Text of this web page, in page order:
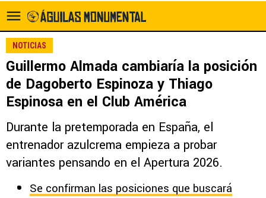
NOTICIAS
Guillermo Almada cambiaría la posición
de Dagoberto Espinoza y Thiago
Espinosa en el Club América
Durante la pretemporada en España, el
entrenador azulcrema empieza a probar
variantes pensando en el Apertura 2026.
Se confirman las posiciones que buscará